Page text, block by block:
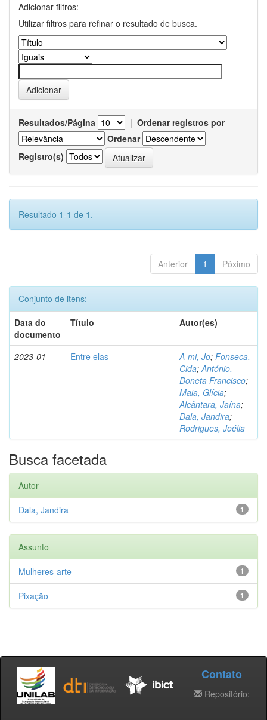
Adicionar filtros:
Utilizar filtros para refinar o resultado de busca.
Resultados/Página | Ordenar registros por
Ordenar
Registro(s)
Resultado 1-1 de 1.
Anterior 1 Póximo
Conjunto de itens:
Data do
documento
Título Autor(es)
2023-01 Entre elas A-mi, Jo; Fonseca,
Cida;António,
Doneta Francisco;
Maia, Glícia;
Alcântara, Jaína;
Dala, Jandira;
Rodrigues, Joélia
Busca facetada
Autor
1
Dala, Jandira
Assunto
1
Mulheres-arte
1
Pixação
Contato
Repositório: